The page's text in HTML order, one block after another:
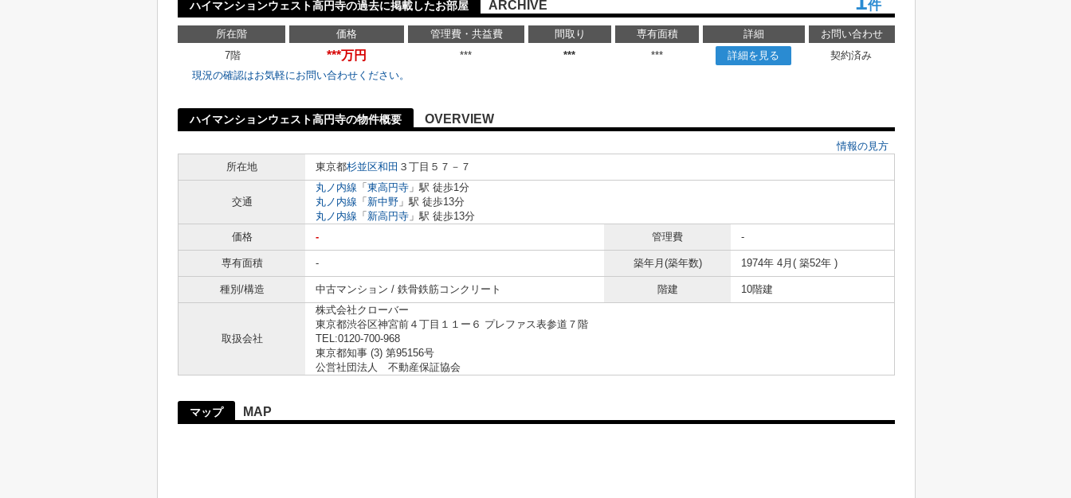
ハイマンションウェスト高円寺の過去に掲載したお部屋 ARCHIVE 件
所在階 価格 管理費・共益費 間取り 専有面積 詳細
お問い合わせ
7階
***万円 *** *** *** 詳細を見る
契約済み
現況の確認はお気軽にお問い合わせください。
ハイマンションウェスト高円寺の物件概要 OVERVIEW
情報の見方
所在地
東京都杉並区和田 ３丁目５７－７
交通
丸ノ内線 「 東高円寺 」駅 徒歩1分
丸ノ内線 「 新中野 」駅 徒歩13分
丸ノ内線 「 新高円寺 」駅 徒歩13分
価格
- 管理費 -
専有面積 - 築年月(築年数) 1974年 4月( 築52年 )
種別/構造 中古マンション / 鉄骨鉄筋コンクリート 階建 10階建
取扱会社
株式会社クローバー
東京都渋谷区神宮前４丁目１１ー６ プレファス表参道７階
TEL:0120-700-968
東京都知事 (3) 第95156号
公営社団法人 不動産保証協会
マップ MAP